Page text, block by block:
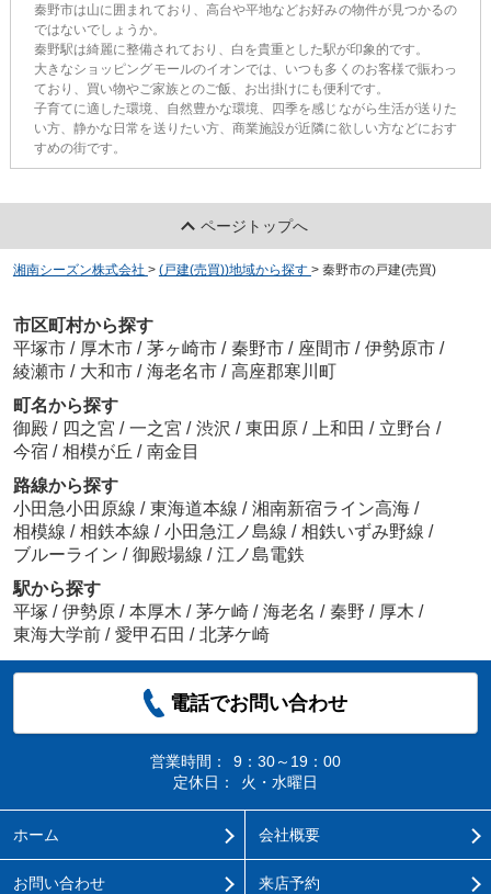
秦野市は山に囲まれており、高台や平地などお好みの物件が見つかるの
ではないでしょうか。
秦野駅は綺麗に整備されており、白を貴重とした駅が印象的です。
大きなショッピングモールのイオンでは、いつも多くのお客様で賑わっ
ており、買い物やご家族とのご飯、お出掛けにも便利です。
子育てに適した環境、自然豊かな環境、四季を感じながら生活が送りた
い方、静かな日常を送りたい方、商業施設が近隣に欲しい方などにおす
すめの街です。
ページトップへ
湘南シーズン株式会社 > (戸建(売買))地域から探す > 秦野市の戸建(売買)
市区町村から探す
平塚市 / 厚木市 / 茅ヶ崎市 / 秦野市 / 座間市 / 伊勢原市 /
綾瀬市 / 大和市 / 海老名市 / 高座郡寒川町
町名から探す
御殿 / 四之宮 / 一之宮 / 渋沢 / 東田原 / 上和田 / 立野台 /
今宿 / 相模が丘 / 南金目
路線から探す
小田急小田原線 / 東海道本線 / 湘南新宿ライン高海 /
相模線 / 相鉄本線 / 小田急江ノ島線 / 相鉄いずみ野線 /
ブルーライン / 御殿場線 / 江ノ島電鉄
駅から探す
平塚 / 伊勢原 / 本厚木 / 茅ケ崎 / 海老名 / 秦野 / 厚木 /
東海大学前 / 愛甲石田 / 北茅ケ崎
電話でお問い合わせ
営業時間：
9：30～19：00
定休日：
火・水曜日
ホーム 会社概要
お問い合わせ 来店予約